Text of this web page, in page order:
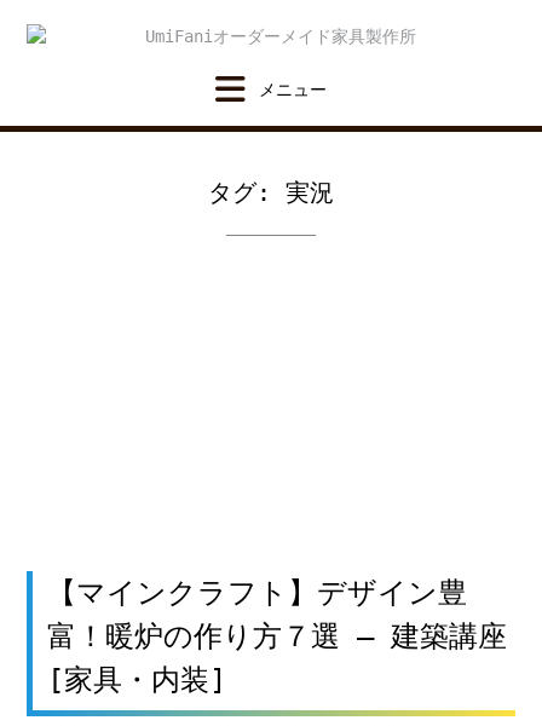
タグ: 実況
【マインクラフト】デザイン豊
富！暖炉の作り方７選 – 建築講座
[家具・内装]